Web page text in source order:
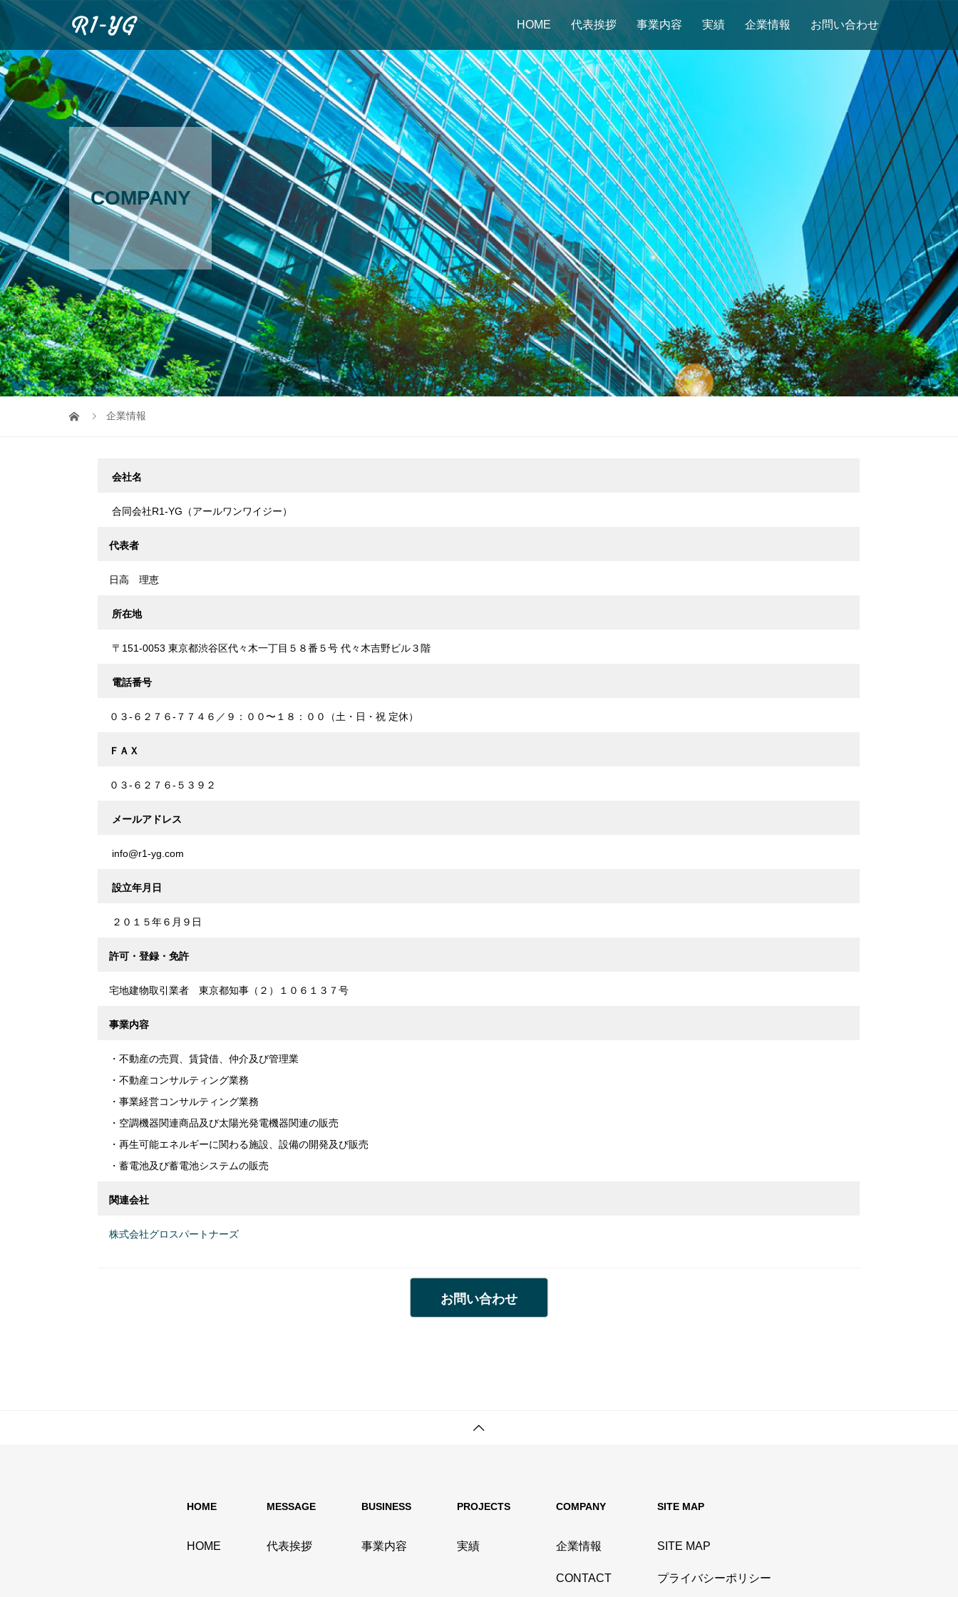
HOME 代表挨拶 事業内容 実績 企業情報 お問い合わせ
COMPANY
企業情報
会社名
合同会社R1-YG（アールワンワイジー）
代表者
日高 理恵
所在地
〒151-0053 東京都渋谷区代々木一丁目５８番５号 代々木吉野ビル３階
電話番号
０３-６２７６-７７４６／９：００〜１８：００（土・日・祝 定休）
ＦＡＸ
０３-６２７６-５３９２
メールアドレス
info@r1-yg.com
設立年月日
２０１５年６月９日
許可・登録・免許
宅地建物取引業者 東京都知事（２）１０６１３７号
事業内容
・不動産の売買、賃貸借、仲介及び管理業
・不動産コンサルティング業務
・事業経営コンサルティング業務
・空調機器関連商品及び太陽光発電機器関連の販売
・再生可能エネルギーに関わる施設、設備の開発及び販売
・蓄電池及び蓄電池システムの販売
関連会社
株式会社グロスパートナーズ
お問い合わせ
HOME
HOME
MESSAGE
代表挨拶
BUSINESS
事業内容
PROJECTS
実績
COMPANY
企業情報
CONTACT
SITE MAP
SITE MAP
プライバシーポリシー